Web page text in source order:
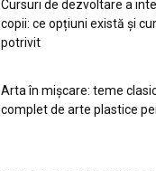
Cursuri de dezvoltare a
copii: ce opțiuni există și
potrivit
Arta în mișcare: teme
complet de arte plastice